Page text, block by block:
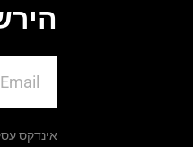
אינדקס